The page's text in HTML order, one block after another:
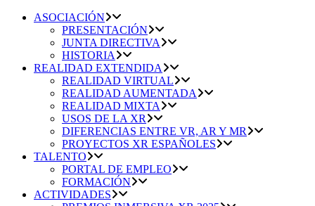
ASOCIACIÓN
PRESENTACIÓN
JUNTA DIRECTIVA
HISTORIA
REALIDAD EXTENDIDA
REALIDAD VIRTUAL
REALIDAD AUMENTADA
REALIDAD MIXTA
USOS DE LA XR
DIFERENCIAS ENTRE VR, AR Y MR
PROYECTOS XR ESPAÑOLES
TALENTO
PORTAL DE EMPLEO
FORMACIÓN
ACTIVIDADES